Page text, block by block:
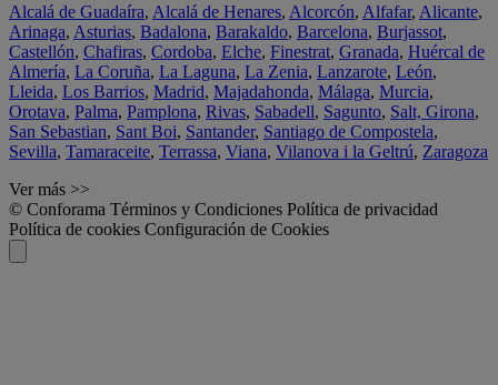
Alcalá de Guadaíra, Alcalá de Henares, Alcorcón, Alfafar, Alicante,
Arinaga, Asturias, Badalona, Barakaldo, Barcelona, Burjassot,
Castellón, Chafiras, Cordoba, Elche, Finestrat, Granada, Huércal de
Almería, La Coruña, La Laguna, La Zenia, Lanzarote, León,
Lleida, Los Barrios, Madrid, Majadahonda, Málaga, Murcia,
Orotava, Palma, Pamplona, Rivas, Sabadell, Sagunto, Salt, Girona,
San Sebastian, Sant Boi, Santander, Santiago de Compostela,
Sevilla, Tamaraceite, Terrassa, Viana, Vilanova i la Geltrú, Zaragoza
Ver más >>
© Conforama Términos y Condiciones Política de privacidad
Política de cookies Configuración de Cookies